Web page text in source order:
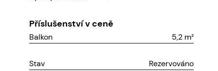
Příslušenství v ceně
Balkon 5,2 m²
Stav Rezervováno